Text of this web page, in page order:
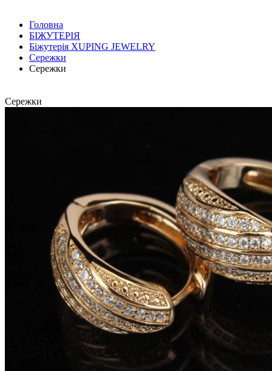
Головна
БІЖУТЕРІЯ
Біжутерія XUPING JEWELRY
Сережки
Сережки
Сережки